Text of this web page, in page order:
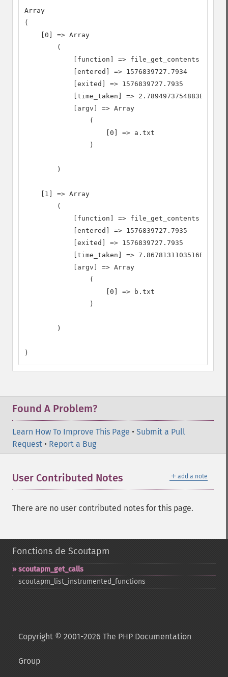
Array
(
    [0] => Array
        (
            [function] => file_get_contents
            [entered] => 1576839727.7934
            [exited] => 1576839727.7935
            [time_taken] => 2.7894973754883E-5
            [argv] => Array
                (
                    [0] => a.txt
                )
        )
    [1] => Array
        (
            [function] => file_get_contents
            [entered] => 1576839727.7935
            [exited] => 1576839727.7935
            [time_taken] => 7.8678131103516E-6
            [argv] => Array
                (
                    [0] => b.txt
                )
        )
)
Found A Problem?
Learn How To Improve This Page • Submit a Pull
Request • Report a Bug
＋ add a note
User Contributed Notes
There are no user contributed notes for this page.
Fonctions de Scoutapm
scoutapm_​get_​calls
scoutapm_​list_​instrumented_​functions
Copyright © 2001-2026 The PHP Documentation
Group